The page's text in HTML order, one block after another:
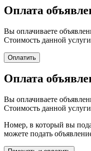
Оплата
Вы оплачиваете
Стоимость данной услуги
Оплата
Вы оплачиваете
Стоимость данной услуги
Номер, в который вы
можете подать